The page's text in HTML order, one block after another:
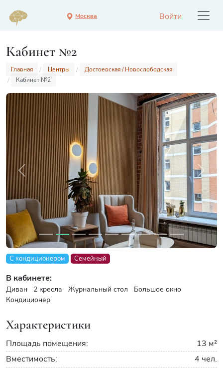
Москва Войти
Кабинет №2
Главная Центры
Достоевская / Новослободская
Кабинет №2
Previous Next
С кондиционером Семейный
В кабинете:
Диван 2 кресла Журнальный стол
Большое окно
Кондиционер
Характеристики
Площадь помещения:
13 м²
Вместимость:
4 чел.